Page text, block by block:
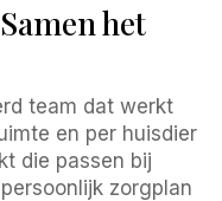
het
team dat werkt
en per huisdier
die passen bij
zorgplan